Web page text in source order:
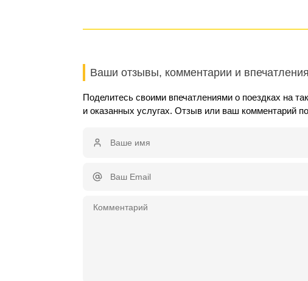
Ваши отзывы, комментарии и впечатления
Поделитесь своими впечатлениями о поездках на
и оказанных услугах. Отзыв или ваш комментарий